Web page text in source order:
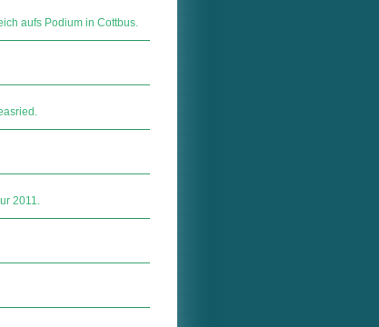
aufs Podium in Cottbus.
2011.